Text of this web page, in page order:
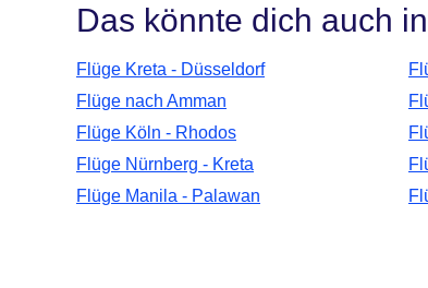
Das könnte dich auch
Flüge Kreta - Düsseldorf
Flüge nach Amman
Flüge Köln - Rhodos
Flüge Nürnberg - Kreta
Flüge Manila - Palawan